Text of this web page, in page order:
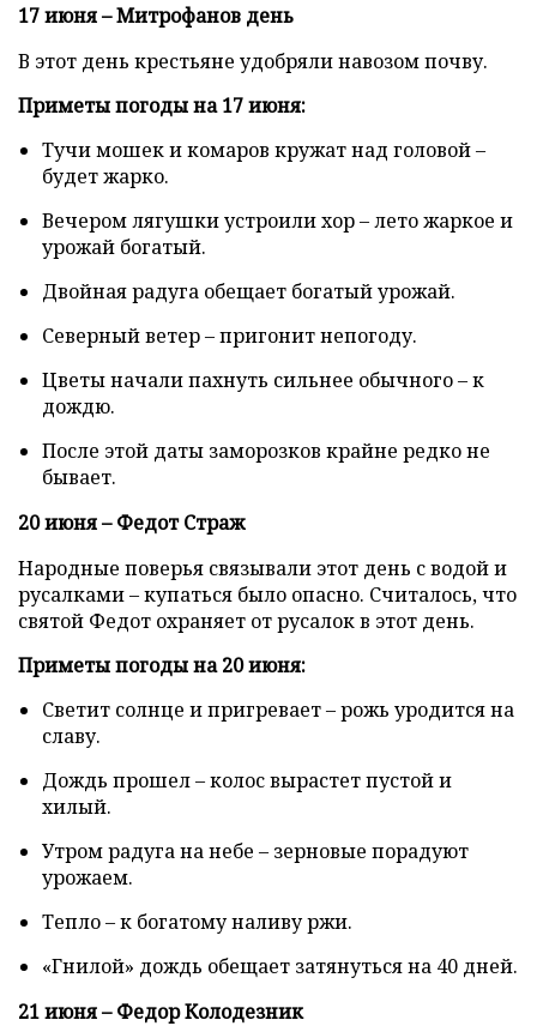
17 июня – Митрофанов день
В этот день крестьяне удобряли навозом почву.
Приметы погоды на 17 июня:
Тучи мошек и комаров кружат над головой –
будет жарко.
Вечером лягушки устроили хор – лето жаркое и
урожай богатый.
Двойная радуга обещает богатый урожай.
Северный ветер – пригонит непогоду.
Цветы начали пахнуть сильнее обычного – к
дождю.
После этой даты заморозков крайне редко не
бывает.
20 июня – Федот Страж
Народные поверья связывали этот день с водой и
русалками – купаться было опасно. Считалось, что
святой Федот охраняет от русалок в этот день.
Приметы погоды на 20 июня:
Светит солнце и пригревает – рожь уродится на
славу.
Дождь прошел – колос вырастет пустой и
хилый.
Утром радуга на небе – зерновые порадуют
урожаем.
Тепло – к богатому наливу ржи.
«Гнилой» дождь обещает затянуться на 40 дней.
21 июня – Федор Колодезник